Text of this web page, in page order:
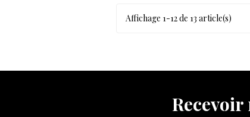
Affichage 1-12 de 13 article(s)